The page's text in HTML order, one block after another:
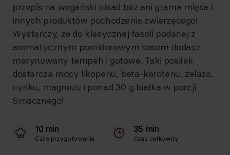
przepis na wegański obiad bez ani grama mięsa i
innych produktów pochodzenia zwierzęcego!
Wystarczy, że do klasycznej fasoli podanej z
aromatycznym pomidorowym sosem dodasz
marynowany tempeh i gotowe. Taki posiłek
dostarcza mocy likopenu, beta-karotenu, żelaza,
cynku, magnezu i ponad 30 g białka w porcji.
Smacznego!
10 min
Czas przygotowania
35 min
Czas całkowity